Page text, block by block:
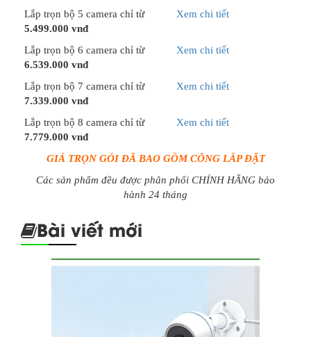
Lắp trọn bộ 5 camera chỉ từ
5.499.000 vnđ
Xem chi tiết
Lắp trọn bộ 6 camera chỉ từ
6.539.000 vnđ
Xem chi tiết
Lắp trọn bộ 7 camera chỉ từ
7.339.000 vnđ
Xem chi tiết
Lắp trọn bộ 8 camera chỉ từ
7.779.000 vnđ
Xem chi tiết
GIÁ TRỌN GÓI ĐÃ BAO GỒM CÔNG LẮP ĐẶT
Các sản phẩm đều được phân phối CHÍNH HÃNG bảo
hành 24 tháng
Bài viết mới